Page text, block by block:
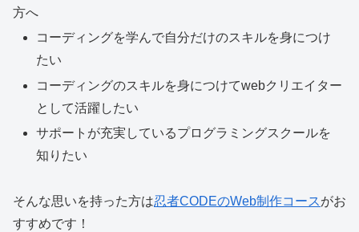
方へ
コーディングを学んで自分だけのスキルを身につけ
たい
コーディングのスキルを身につけてwebクリエイター
として活躍したい
サポートが充実しているプログラミングスクールを
知りたい
そんな思いを持った方は忍者CODEのWeb制作コースがお
すすめです！